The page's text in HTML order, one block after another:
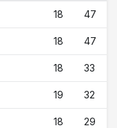
18 47
18 47
18 33
19 32
18 29